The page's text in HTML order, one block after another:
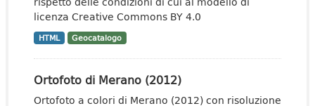
licenza Creative Commons BY 4.0
HTML Geocatalogo
Ortofoto di Merano (2012)
Ortofoto a colori di Merano (2012) con risoluzione